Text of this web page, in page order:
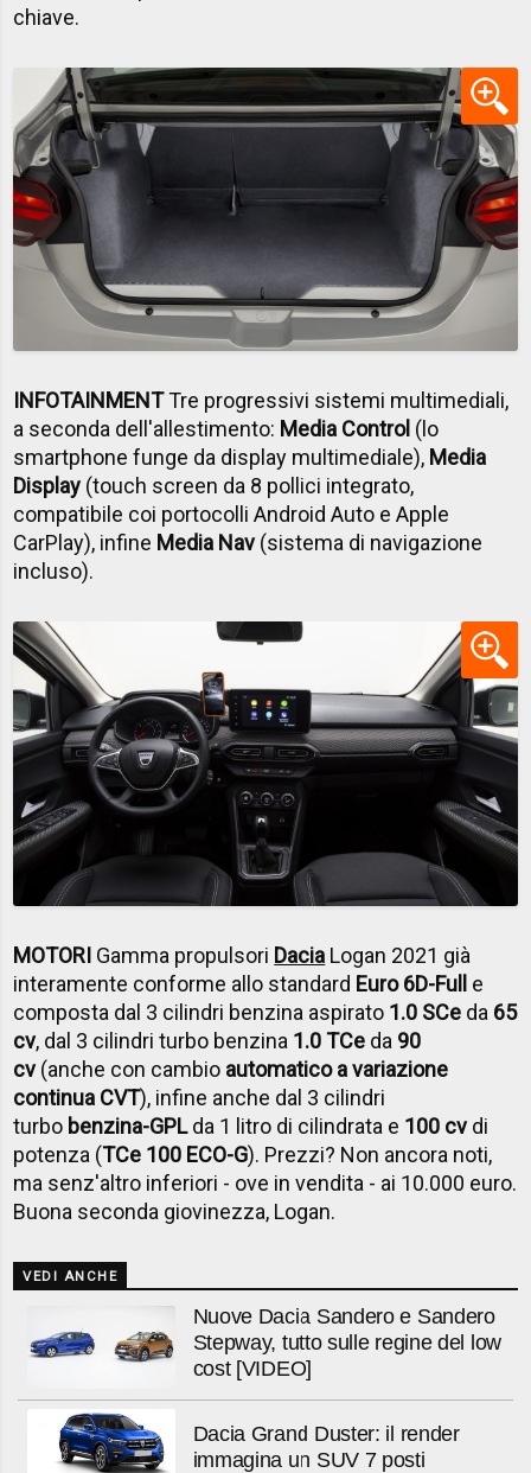
chiave.
INFOTAINMENTTre progressivi sistemi multimediali,
a seconda dell'allestimento: Media Control (lo
smartphone funge da display multimediale), Media
Display (touch screen da 8 pollici integrato,
compatibile coi portocolli Android Auto e Apple
CarPlay), infine Media Nav(sistema di navigazione
incluso).
MOTORI Gamma propulsori Dacia Logan 2021 già
interamente conforme allo standard Euro 6D-Full e
composta dal 3 cilindri benzina aspirato 1.0 SCe da 65
cv, dal 3 cilindri turbo benzina 1.0 TCe da 90
cv(anche con cambio automatico a variazione
continua CVT), infine anche dal 3 cilindri
turbo benzina-GPLda 1 litro di cilindrata e 100 cvdi
potenza (TCe 100 ECO-G). Prezzi? Non ancora noti,
ma senz'altro inferiori - ove in vendita - ai 10.000 euro.
Buona seconda giovinezza, Logan.
VEDI ANCHE
Nuove Dacia Sandero e Sandero
Stepway, tutto sulle regine del low
cost [VIDEO]
Dacia Grand Duster: il render
immagina un SUV 7 posti